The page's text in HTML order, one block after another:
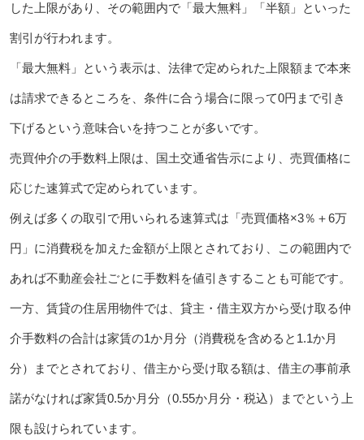
した上限があり、その範囲内で「最大無料」「半額」といった
割引が行われます。
「最大無料」という表示は、法律で定められた上限額まで本来
は請求できるところを、条件に合う場合に限って0円まで引き
下げるという意味合いを持つことが多いです。
売買仲介の手数料上限は、国土交通省告示により、売買価格に
応じた速算式で定められています。
例えば多くの取引で用いられる速算式は「売買価格×3％＋6万
円」に消費税を加えた金額が上限とされており、この範囲内で
あれば不動産会社ごとに手数料を値引きすることも可能です。
一方、賃貸の住居用物件では、貸主・借主双方から受け取る仲
介手数料の合計は家賃の1か月分（消費税を含めると1.1か月
分）までとされており、借主から受け取る額は、借主の事前承
諾がなければ家賃0.5か月分（0.55か月分・税込）までという上
限も設けられています。